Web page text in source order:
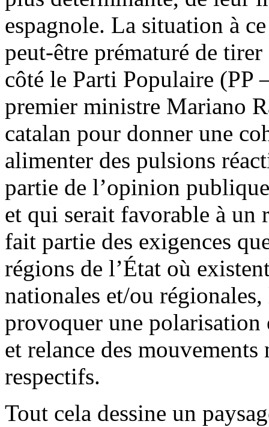
espagnole. La situation à
peut-être prématuré de
côté le Parti Populaire (PP
premier ministre Mariano
catalan pour donner une
alimenter des pulsions
partie de l’opinion
et qui serait favorable à un
fait partie des exigences
régions de l’État où
nationales et/ou
provoquer une polarisation
et relance des
respectifs.
Tout cela dessine un